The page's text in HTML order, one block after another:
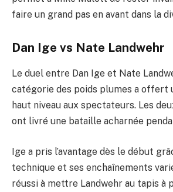
faire un grand pas en avant dans la
Dan Ige vs Nate Landwehr
Le duel entre Dan Ige et Nate
catégorie des poids plumes a offert
haut niveau aux spectateurs. Les
ont livré une bataille acharnée
Ige a pris l’avantage dès le début
technique et ses enchaînements
réussi à mettre Landwehr au tapis à